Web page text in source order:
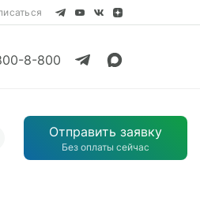
Смотреть все
8-800
Смотреть все
Отправить заявку
Без оплаты сейчас